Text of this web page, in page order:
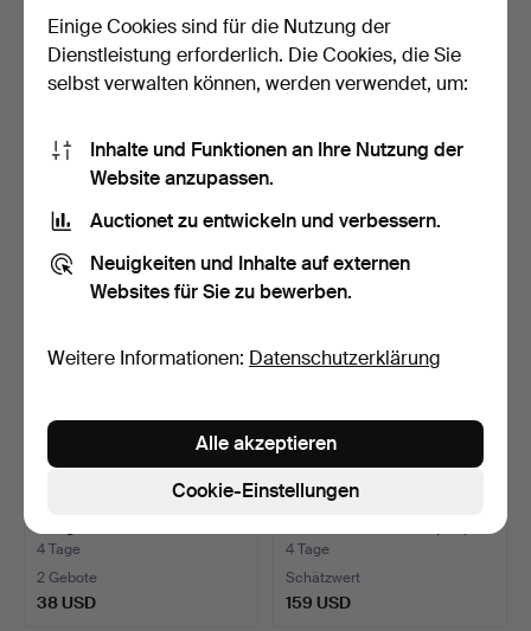
4 Tage
Schätzwert
4 Tage
GUNNAR TORHAMN.
4 Tage
2 Gebote
38 USD
LARS MATSON.
"Gum…
4 Tage
Schätzwert
159 USD
Einige Cookies sind für die Nutzung der
Dienstleistung erforderlich. Die Cookies, die Sie
selbst verwalten können, werden verwendet, um:
Inhalte und Funktionen an Ihre Nutzung der
Website anzupassen.
Auctionet zu entwickeln und verbessern.
Neuigkeiten und Inhalte auf externen
Websites für Sie zu bewerben.
Weitere Informationen: Datenschutzerklärung
Cookie-Einstellungen
Alle akzeptieren